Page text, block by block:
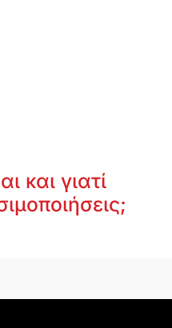
και γιατί